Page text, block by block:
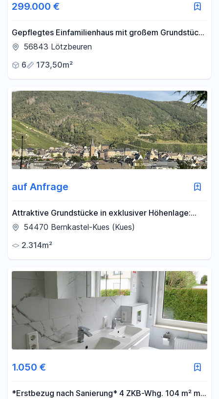
299.000 €
Gepflegtes Einfamilienhaus mit großem Grundstück
zu verkaufen
56843 Lötzbeuren
6
173,50m²
auf Anfrage
Attraktive Grundstücke in exklusiver Höhenlage:
Panoramablick über die Stadt Bernkastel
54470 Bernkastel-Kues (Kues)
2.314m²
1.050 €
*Erstbezug nach Sanierung* 4 ZKB-Whg. 104 m² mit